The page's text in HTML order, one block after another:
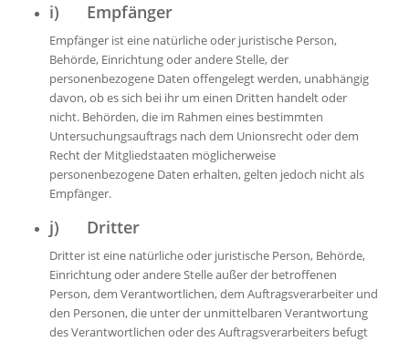
i) Empfänger
Empfänger ist eine natürliche oder juristische Person,
Behörde, Einrichtung oder andere Stelle, der
personenbezogene Daten offengelegt werden, unabhängig
davon, ob es sich bei ihr um einen Dritten handelt oder
nicht. Behörden, die im Rahmen eines bestimmten
Untersuchungsauftrags nach dem Unionsrecht oder dem
Recht der Mitgliedstaaten möglicherweise
personenbezogene Daten erhalten, gelten jedoch nicht als
Empfänger.
j) Dritter
Dritter ist eine natürliche oder juristische Person, Behörde,
Einrichtung oder andere Stelle außer der betroffenen
Person, dem Verantwortlichen, dem Auftragsverarbeiter und
den Personen, die unter der unmittelbaren Verantwortung
des Verantwortlichen oder des Auftragsverarbeiters befugt